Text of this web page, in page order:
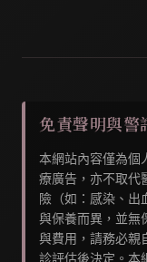
免責聲明與警
本網站內容僅為個
療廣告，亦不取代
險（如：感染、出
與保養而異，並無
與費用，請務必親
診評估後決定。本